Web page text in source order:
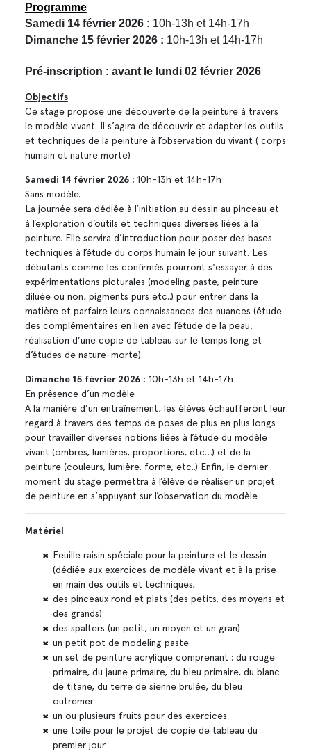
Programme
Samedi 14 février 2026 : 10h-13h et 14h-17h
Dimanche 15 février 2026 : 10h-13h et 14h-17h
Pré-inscription : avant le lundi 02 février 2026
Objectifs
Ce stage propose une découverte de la peinture à travers
le modèle vivant. Il s’agira de découvrir et adapter les outils
et techniques de la peinture à l’observation du vivant ( corps
humain et nature morte)
Samedi 14 février 2026 : 10h-13h et 14h-17h
Sans modèle.
La journée sera dédiée à l’initiation au dessin au pinceau et
à l’exploration d’outils et techniques diverses liées à la
peinture. Elle servira d’introduction pour poser des bases
techniques à l’étude du corps humain le jour suivant. Les
débutants comme les confirmés pourront s'essayer à des
expérimentations picturales (modeling paste, peinture
diluée ou non, pigments purs etc..) pour entrer dans la
matière et parfaire leurs connaissances des nuances (étude
des complémentaires en lien avec l’étude de la peau,
réalisation d’une copie de tableau sur le temps long et
d’études de nature-morte).
Dimanche 15 février 2026 : 10h-13h et 14h-17h
En présence d’un modèle.
A la manière d’un entraînement, les élèves échaufferont leur
regard à travers des temps de poses de plus en plus longs
pour travailler diverses notions liées à l’étude du modèle
vivant (ombres, lumières, proportions, etc…) et de la
peinture (couleurs, lumière, forme, etc..) Enfin, le dernier
moment du stage permettra à l’élève de réaliser un projet
de peinture en s’appuyant sur l’observation du modèle.
Matériel
Feuille raisin spéciale pour la peinture et le dessin
(dédiée aux exercices de modèle vivant et à la prise
en main des outils et techniques,
des pinceaux rond et plats (des petits, des moyens et
des grands)
des spalters (un petit, un moyen et un gran)
un petit pot de modeling paste
un set de peinture acrylique comprenant : du rouge
primaire, du jaune primaire, du bleu primaire, du blanc
de titane, du terre de sienne brulée, du bleu
outremer
un ou plusieurs fruits pour des exercices
une toile pour le projet de copie de tableau du
premier jour